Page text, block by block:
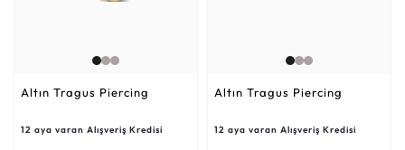
Altın Tragus Piercing
12 aya varan Alışveriş Kredisi
Altın Tragus Piercing
12 aya varan Alışveriş Kredisi